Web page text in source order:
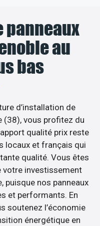
au
bas
d’installation de
(38), vous profitez du
qualité prix reste
locaux et français qui
qualité. Vous êtes
votre investissement
puisque nos panneaux
et performants. En
soutenez l’économie
énergétique en